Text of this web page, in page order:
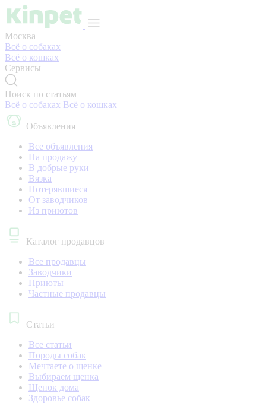
Москва
Всё о собаках
Всё о кошках
Сервисы
Поиск по статьям
Всё о собаках Всё о кошках
Объявления
Все объявления
На продажу
В добрые руки
Вязка
Потерявшиеся
От заводчиков
Из приютов
Каталог продавцов
Все продавцы
Заводчики
Приюты
Частные продавцы
Статьи
Все статьи
Породы собак
Мечтаете о щенке
Выбираем щенка
Щенок дома
Здоровье собак